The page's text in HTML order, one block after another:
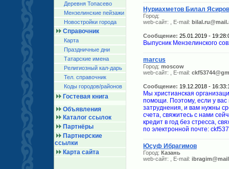
Деревня Топасево
Мензелинские пейзажи
Новостройки города
Справочник
Карта
Праздничные дни
Татарские имена
Религиозный кал-дарь
Тел. справочник
Коды городов/райoнов
Гостевая книга
Объявления
Каталог ссылок
Партнёры
Партнерские
ссылки
Карта сайта
Нуриахметов Билал
Город:
web-сайт:
, E-mail:
Сообщение: 25.01.2019 -
Выпусник Мензелинского
marcus
Город: moscow
web-сайт:
, E-mail:
Сообщение: 19.12.2018 -
Мы христианская
помощи. Поэтому, если у
затруднения, и вам нужны
счета, свяжитесь с нами
кредит в год без стресса,
по электронной почте:
Юсуф Ибрагимов
Город: Казань
web-сайт:
, E-mail: